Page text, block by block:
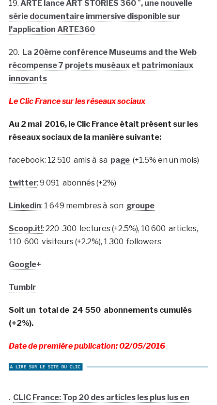
19. ARTE lance ART STORIES 360 °, une nouvelle
série documentaire immersive disponible sur
l’application ARTE360
20. La 20ème conférence Museums and the Web
récompense 7 projets muséaux et patrimoniaux
innovants
Le Clic France sur les réseaux sociaux
Au 2 mai 2016, le Clic France était présent sur les
réseaux sociaux de la manière suivante:
facebook: 12 510 amis à sa page(+1.5% en un mois)
twitter: 9 091 abonnés (+2%)
Linkedin: 1 649 membres à son groupe
Scoop.it!: 220 300 lectures (+2.5%), 10 600 articles,
110 600 visiteurs (+2.2%), 1 300 followers
Google+
Tumblr
Soit un total de 24 550 abonnements cumulés
(+2%).
Date de première publication: 02/05/2016
. CLIC France: Top 20 des articles les plus lus en